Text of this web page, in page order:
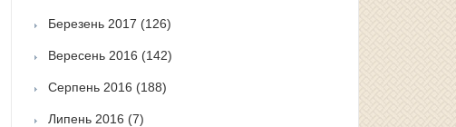
Березень 2017 (126)
Вересень 2016 (142)
Серпень 2016 (188)
Липень 2016 (7)